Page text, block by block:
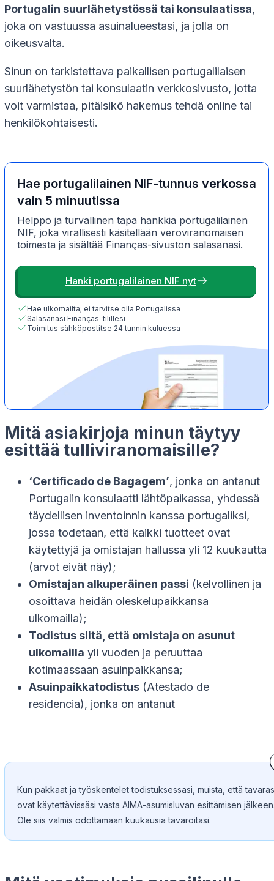
Portugalin suurlähetystössä tai konsulaatissa,
joka on vastuussa asuinalueestasi, ja jolla on
oikeusvalta.
Sinun on tarkistettava paikallisen portugalilaisen
suurlähetystön tai konsulaatin verkkosivusto, jotta
voit varmistaa, pitäisikö hakemus tehdä online tai
henkilökohtaisesti.
Hae portugalilainen NIF-tunnus verkossa
vain 5 minuutissa
Helppo ja turvallinen tapa hankkia portugalilainen
NIF, joka virallisesti käsitellään veroviranomaisen
toimesta ja sisältää Finanças-sivuston salasanasi.
Hanki portugalilainen NIF nyt
Hae ulkomailta; ei tarvitse olla Portugalissa
Salasanasi Finanças-tilillesi
Toimitus sähköpostitse 24 tunnin kuluessa
Mitä asiakirjoja minun täytyy
esittää tulliviranomaisille?
‘Certificado de Bagagem’, jonka on antanut
Portugalin konsulaatti lähtöpaikassa, yhdessä
täydellisen inventoinnin kanssa portugaliksi,
jossa todetaan, että kaikki tuotteet ovat
käytettyjä ja omistajan hallussa yli 12 kuukautta
(arvot eivät näy);
Omistajan alkuperäinen passi (kelvollinen ja
osoittava heidän oleskelupaikkansa
ulkomailla);
Todistus siitä, että omistaja on asunut
ulkomailla yli vuoden ja peruuttaa
kotimaassaan asuinpaikkansa;
Asuinpaikkatodistus (Atestado de
residencia), jonka on antanut
Kun pakkaat ja työskentelet todistuksessasi, muista, että
ovat käytettävissäsi vasta AIMA-asumisluvan esittämisen
Ole siis valmis odottamaan kuukausia tavaroitasi.